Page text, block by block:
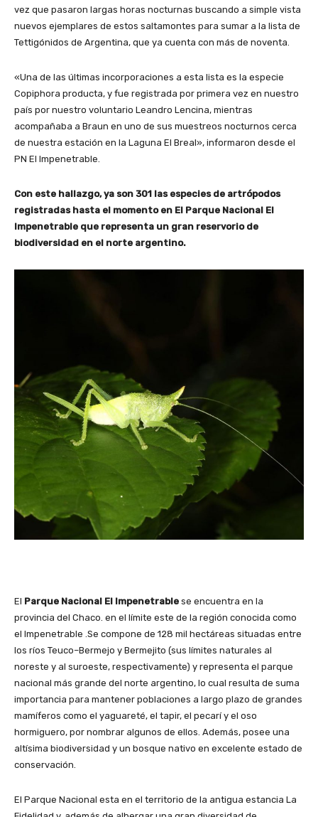
vez que pasaron largas horas nocturnas buscando a simple vista
nuevos ejemplares de estos saltamontes para sumar a la lista de
Tettigónidos de Argentina, que ya cuenta con más de noventa.
«Una de las últimas incorporaciones a esta lista es la especie
Copiphora producta, y fue registrada por primera vez en nuestro
país por nuestro voluntario Leandro Lencina, mientras
acompañaba a Braun en uno de sus muestreos nocturnos cerca
de nuestra estación en la Laguna El Breal», informaron desde el
PN El Impenetrable.
Con este hallazgo, ya son 301 las especies de artrópodos
registradas hasta el momento en El Parque Nacional El
Impenetrable que representa un gran reservorio de
biodiversidad en el norte argentino.
El Parque Nacional El Impenetrable se encuentra en la
provincia del Chaco. en el límite este de la región conocida como
el Impenetrable .Se compone de 128 mil hectáreas situadas entre
los ríos Teuco–Bermejo y Bermejito (sus límites naturales al
noreste y al suroeste, respectivamente) y representa el parque
nacional más grande del norte argentino, lo cual resulta de suma
importancia para mantener poblaciones a largo plazo de grandes
mamíferos como el yaguareté, el tapir, el pecarí y el oso
hormiguero, por nombrar algunos de ellos. Además, posee una
altísima biodiversidad y un bosque nativo en excelente estado de
conservación.
El Parque Nacional esta en el territorio de la antigua estancia La